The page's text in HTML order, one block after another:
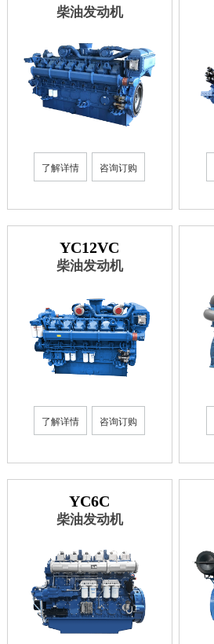
柴油发动机
了解详情 咨询订购
YC12VC
柴油发动机
了解详情 咨询订购
YC6C
柴油发动机